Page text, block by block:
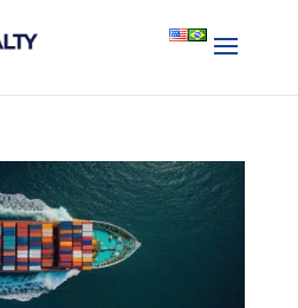
English
Português